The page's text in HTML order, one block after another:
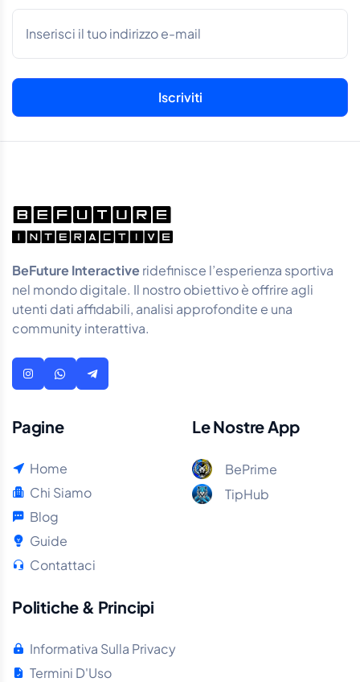
BeFuture Interactiveridefinisce l’esperienza sportiva
nel mondo digitale. Il nostro obiettivo è offrire agli
utenti dati affidabili, analisi approfondite e una
community interattiva.
Pagine
Home
Chi Siamo
Blog
Guide
Contattaci
Le Nostre App
BePrime
TipHub
Politiche & Principi
Informativa Sulla Privacy
Termini D'Uso